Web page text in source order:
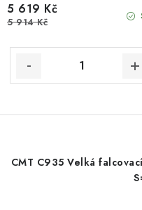
5 619 Kč
5 914 Kč
CMT C935 Velká